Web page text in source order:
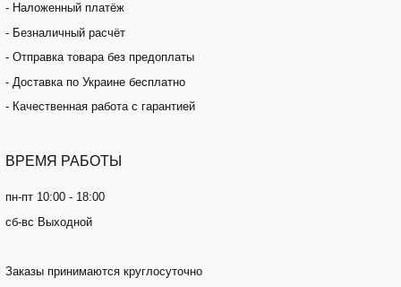
- Наложенный платёж
- Безналичный расчёт
- Отправка товара без предоплаты
- Доставка по Украине бесплатно
- Качественная работа с гарантией
ВРЕМЯ РАБОТЫ
пн-пт 10:00 - 18:00
сб-вс Выходной
Заказы принимаются круглосуточно